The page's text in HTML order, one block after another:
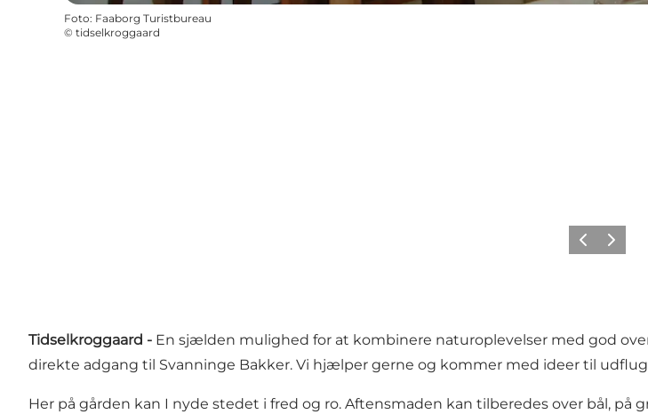
Foto: Faaborg Turistbureau
© tidselkroggaard
Forrige billede
Næste
Tidselkroggaard - En sjælden mulighed for at kombinere naturoplevelser med god
direkte adgang til Svanninge Bakker. Vi hjælper gerne og kommer med ideer til
Her på gården kan I nyde stedet i fred og ro. Aftensmaden kan tilberedes over bål,